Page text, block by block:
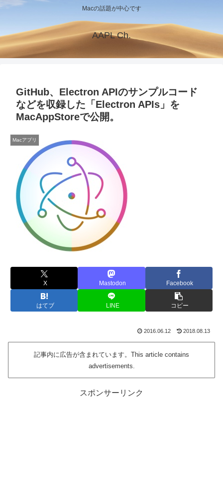
Macの話題が中心です
AAPL Ch.
GitHub、Electron APIのサンプルコード
などを収録した「Electron APIs」を
MacAppStoreで公開。
Macアプリ
X Mastodon Facebook
はてブ LINE コピー
2016.06.12 2018.08.13
記事内に広告が含まれています。This article contains
advertisements.
スポンサーリンク